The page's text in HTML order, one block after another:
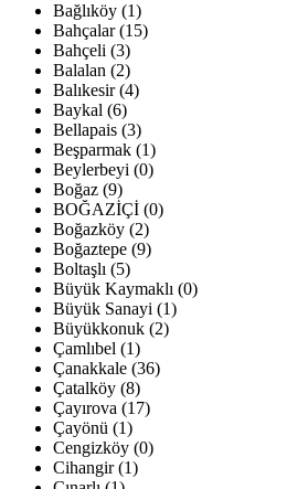
Bağlıköy (1)
Bahçalar (15)
Bahçeli (3)
Balalan (2)
Balıkesir (4)
Baykal (6)
Bellapais (3)
Beşparmak (1)
Beylerbeyi (0)
Boğaz (9)
BOĞAZİÇİ (0)
Boğazköy (2)
Boğaztepe (9)
Boltaşlı (5)
Büyük Kaymaklı (0)
Büyük Sanayi (1)
Büyükkonuk (2)
Çamlıbel (1)
Çanakkale (36)
Çatalköy (8)
Çayırova (17)
Çayönü (1)
Cengizköy (0)
Cihangir (1)